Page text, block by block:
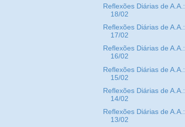
Reflexões Diárias de A.A.:
18/02
Reflexões Diárias de A.A.:
17/02
Reflexões Diárias de A.A.:
16/02
Reflexões Diárias de A.A.:
15/02
Reflexões Diárias de A.A.:
14/02
Reflexões Diárias de A.A.:
13/02